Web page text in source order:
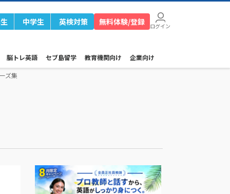
中学生 英検対策 無料体験/登録 ログイン
脳トレ英語 セブ島留学 教育機関向け 企業向け
ズ集